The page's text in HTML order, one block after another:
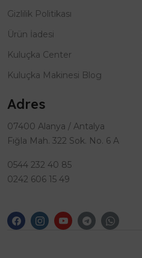
Gizlilik Politikası
Ürün İadesi
Kuluçka Center
Kuluçka Makinesi Blog
Adres
07400 Alanya / Antalya
Fığla Mah. 322 Sok. No. 6 A
0544 232 40 85
0242 606 15 49